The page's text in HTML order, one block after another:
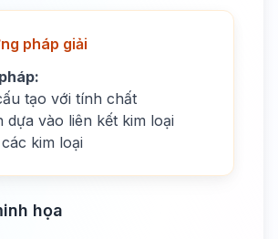
pháp giải
tạo với tính chất
dựa vào liên kết kim loại
kim loại
họa